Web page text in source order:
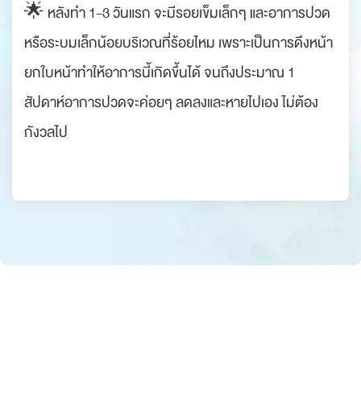
🌟 หลังทำ 1-3 วันแรก จะมีรอยเข็มเล็กๆ และอาการปวด
หรือระบมเล็กน้อยบริเวณที่ร้อยไหม เพราะเป็นการดึงหน้า
ยกใบหน้าทำให้อาการนี้เกิดขึ้นได้ จนถึงประมาณ 1
สัปดาห์อาการปวดจะค่อยๆ ลดลงและหายไปเอง ไม่ต้อง
กังวลไป